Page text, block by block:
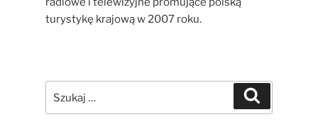
turystykę krajową w 2007 roku.